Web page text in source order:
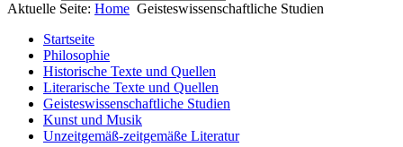
Aktuelle Seite: Home Geisteswissenschaftliche Studien
Startseite
Philosophie
Historische Texte und Quellen
Literarische Texte und Quellen
Geisteswissenschaftliche Studien
Kunst und Musik
Unzeitgemäß-zeitgemäße Literatur